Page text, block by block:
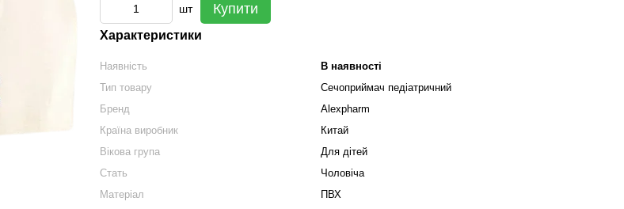
шт Купити
Характеристики
Наявність
В наявності
Тип товару
Сечоприймач педіатричний
Бренд
Alexpharm
Країна виробник
Китай
Вікова група
Для дітей
Cтать
Чоловіча
Матеріал
ПВХ